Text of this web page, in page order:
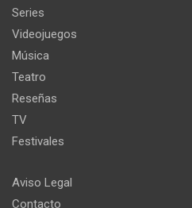
Series
Videojuegos
Música
Teatro
Reseñas
TV
Festivales
Aviso Legal
Contacto